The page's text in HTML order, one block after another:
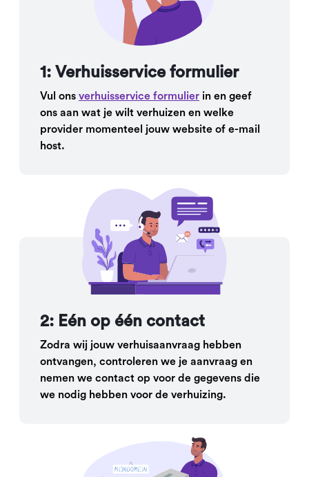
1: Verhuisservice formulier
Vul ons verhuisservice formulier in en geef
ons aan wat je wilt verhuizen en welke
provider momenteel jouw website of e-mail
host.
2: Eén op één contact
Zodra wij jouw verhuisaanvraag hebben
ontvangen, controleren we je aanvraag en
nemen we contact op voor de gegevens die
we nodig hebben voor de verhuizing.